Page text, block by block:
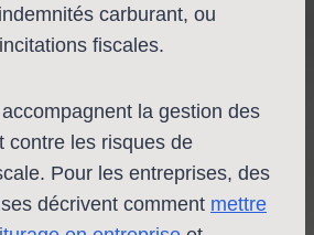
carburant, ou
fiscales.
la gestion des
contre les risques de
Pour les entreprises, des
décrivent comment mettre